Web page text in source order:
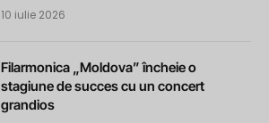
10 iulie 2026
Filarmonica „Moldova” încheie o
stagiune de succes cu un concert
grandios